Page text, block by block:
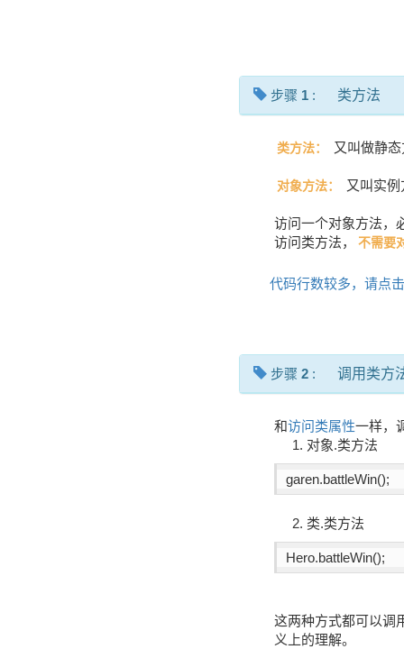
步骤 1 : 类方法
类方法： 又叫做静
对象方法： 又叫实
访问一个对象方法，
访问类方法，
不需要
代码行数较多，请点
步骤 2 : 调用类方
和访问类属性一样，
1. 对象.类方法
garen.battleWin();
2. 类.类方法
Hero.battleWin();
这两种方式都可以调
义上的理解。